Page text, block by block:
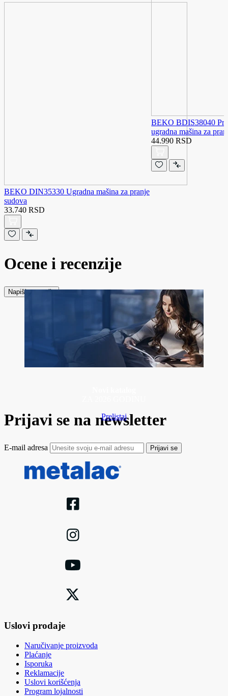
BEKO DIN35330 Ugradna mašina za pranje
sudova
33.740 RSD
BEKO BDIS38040
ugradna mašina za
44.990 RSD
Ocene i recenzije
Napiši recenziju
Prelistaj
Prijavi se na newsletter
E-mail adresa Prijavi se
Uslovi prodaje
Naručivanje proizvoda
Plaćanje
Isporuka
Reklamacije
Uslovi korišćenja
Program lojalnosti